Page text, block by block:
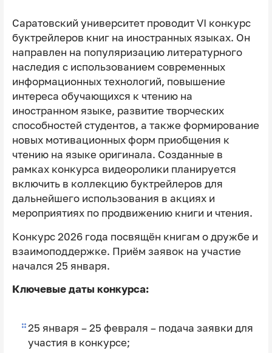
Саратовский университет проводит VI конкурс
буктрейлеров книг на иностранных языках. Он
направлен на популяризацию литературного
наследия с использованием современных
информационных технологий, повышение
интереса обучающихся к чтению на
иностранном языке, развитие творческих
способностей студентов, а также формирование
новых мотивационных форм приобщения к
чтению на языке оригинала. Созданные в
рамках конкурса видеоролики планируется
включить в коллекцию буктрейлеров для
дальнейшего использования в акциях и
мероприятиях по продвижению книги и чтения.
Конкурс 2026 года посвящён книгам о дружбе и
взаимоподдержке. Приём заявок на участие
начался 25 января.
Ключевые даты конкурса:
25 января – 25 февраля – подача заявки для
участия в конкурсе;